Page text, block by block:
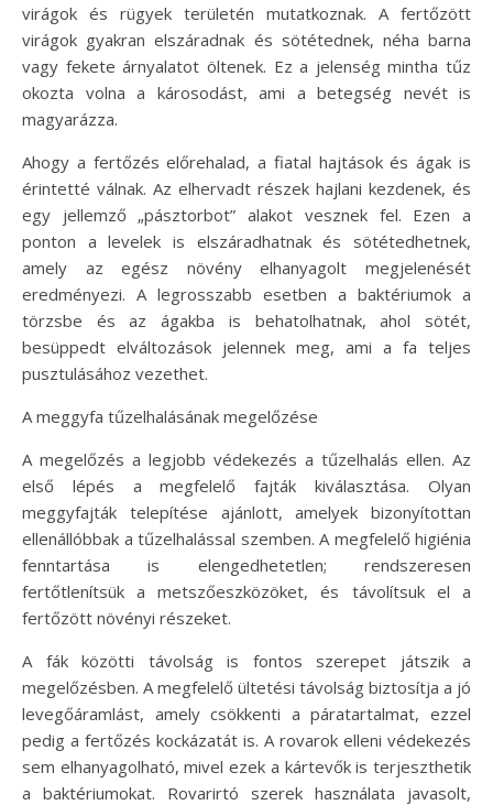
virágok és rügyek területén mutatkoznak. A fertőzött
virágok gyakran elszáradnak és sötétednek, néha barna
vagy fekete árnyalatot öltenek. Ez a jelenség mintha tűz
okozta volna a károsodást, ami a betegség nevét is
magyarázza.
Ahogy a fertőzés előrehalad, a fiatal hajtások és ágak is
érintetté válnak. Az elhervadt részek hajlani kezdenek, és
egy jellemző „pásztorbot” alakot vesznek fel. Ezen a
ponton a levelek is elszáradhatnak és sötétedhetnek,
amely az egész növény elhanyagolt megjelenését
eredményezi. A legrosszabb esetben a baktériumok a
törzsbe és az ágakba is behatolhatnak, ahol sötét,
besüppedt elváltozások jelennek meg, ami a fa teljes
pusztulásához vezethet.
A meggyfa tűzelhalásának megelőzése
A megelőzés a legjobb védekezés a tűzelhalás ellen. Az
első lépés a megfelelő fajták kiválasztása. Olyan
meggyfajták telepítése ajánlott, amelyek bizonyítottan
ellenállóbbak a tűzelhalással szemben. A megfelelő higiénia
fenntartása is elengedhetetlen; rendszeresen
fertőtlenítsük a metszőeszközöket, és távolítsuk el a
fertőzött növényi részeket.
A fák közötti távolság is fontos szerepet játszik a
megelőzésben. A megfelelő ültetési távolság biztosítja a jó
levegőáramlást, amely csökkenti a páratartalmat, ezzel
pedig a fertőzés kockázatát is. A rovarok elleni védekezés
sem elhanyagolható, mivel ezek a kártevők is terjeszthetik
a baktériumokat. Rovarirtó szerek használata javasolt,